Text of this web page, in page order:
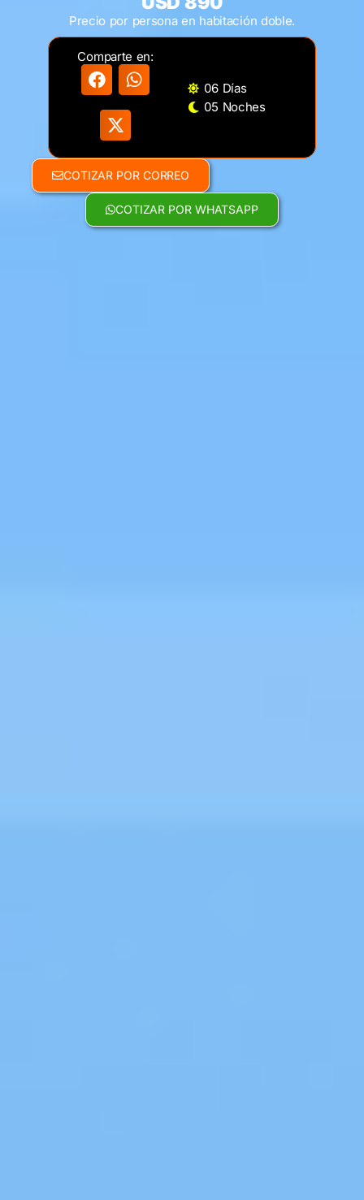
Precio por persona en habitación doble.
Comparte en:
06 Días
05 Noches
COTIZAR POR CORREO
COTIZAR POR WHATSAPP